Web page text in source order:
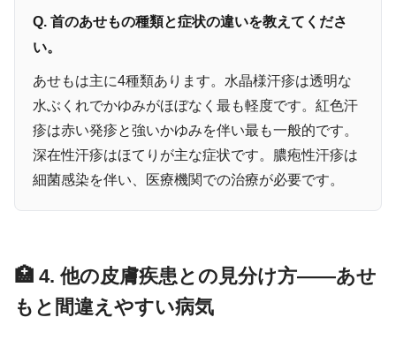
Q. 首のあせもの種類と症状の違いを教えてくださ
い。
あせもは主に4種類あります。水晶様汗疹は透明な
水ぶくれでかゆみがほぼなく最も軽度です。紅色汗
疹は赤い発疹と強いかゆみを伴い最も一般的です。
深在性汗疹はほてりが主な症状です。膿疱性汗疹は
細菌感染を伴い、医療機関での治療が必要です。
🏥 4. 他の皮膚疾患との見分け方――あせ
もと間違えやすい病気